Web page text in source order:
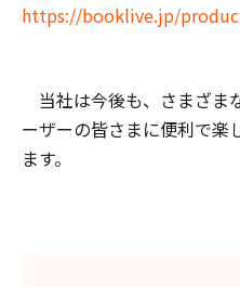
https://booklive.jp/
当社は今後も、さまざま
ーザーの皆さまに便利で楽
ます。